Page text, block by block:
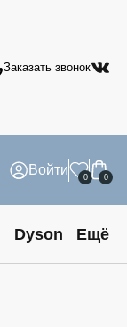
Заказать звонок
Войти 0 0
Dyson Ещё